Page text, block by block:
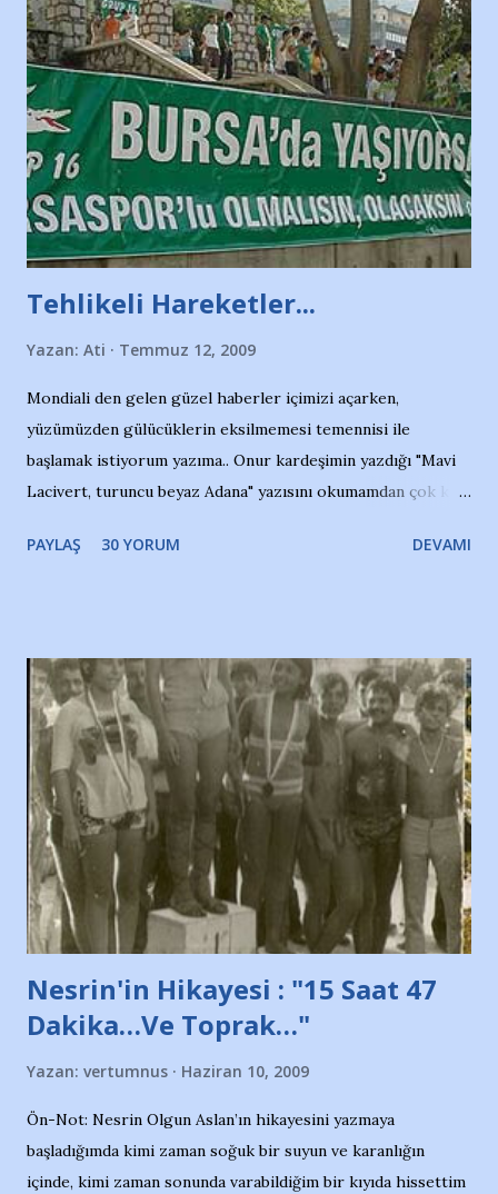
Tehlikeli Hareketler...
Yazan: Ati Temmuz 12, 2009
Mondiali den gelen güzel haberler içimizi açarken,
yüzümüzden gülücüklerin eksilmemesi temennisi ile
başlamak istiyorum yazıma.. Onur kardeşimin yazdığı "Mavi
Lacivert, turuncu beyaz Adana" yazısını okumamdan çok kısa
irkildim.. "Bursasporlu taraftarlar, İstanbul takımlarının
ve ürünlerini Bursa şehrinde görmek istemediklerini bir
protesto eylemiyle açıkladıklarını bildiriyordu.. Bu grup
adına açıklama yapan şahsı muhterem(!) ''Açık ve net olarak
söylüyoruz. Bu son uyarımızdır. Bunun yanısıra, bu takımlara
ait tanıtıcı ilanların asılmasına izin veren Bursa Büyükşehir
Belediyesi ile mağazaların bulunduğu alışveriş merkezlerini
de kınıyoruz'' diye de eklemiş .. Blogumuzda okuduğum bu
yazının hemen ardından bu habe...
PAYLAŞ 30 YORUM DEVAMI
Nesrin'in Hikayesi : "15 Saat 47
Dakika…Ve Toprak…"
Yazan: vertumnus Haziran 10, 2009
Ön-Not: Nesrin Olgun Aslan’ın hikayesini yazmaya
başladığımda kimi zaman soğuk bir suyun ve karanlığın
içinde, kimi zaman sonunda varabildiğim bir kıyıda hissettim